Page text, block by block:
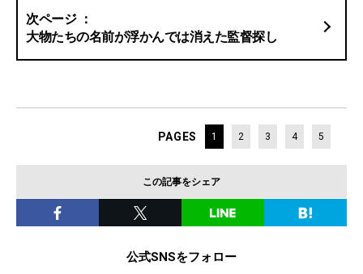
大物たちの名前が浮かんでは消えた監督探し
PAGES 1 2 3 4 5
この記事をシェア
公式SNSをフォロー